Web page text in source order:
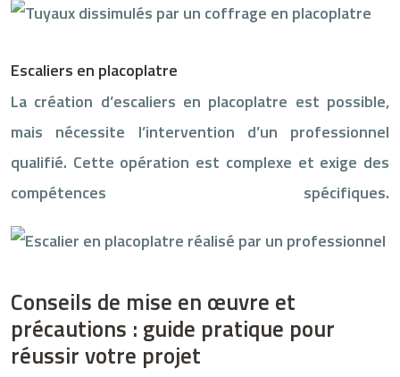
Escaliers en placoplatre
La création d’escaliers en placoplatre est possible,
mais nécessite l’intervention d’un professionnel
qualifié. Cette opération est complexe et exige des
compétences spécifiques.
Conseils de mise en œuvre et
précautions : guide pratique pour
réussir votre projet